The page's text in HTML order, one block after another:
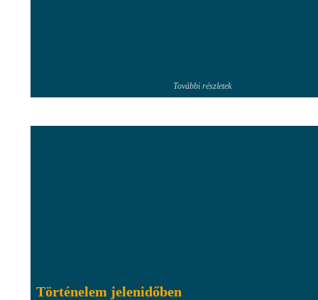
További részletek
Történelem jelenidőben